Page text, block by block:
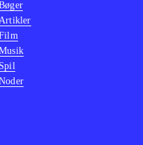
Artikler
Spil